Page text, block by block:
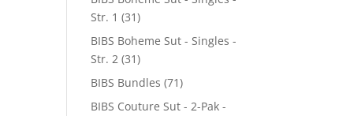
Str. 1 (31)
BIBS Boheme Sut - Singles -
Str. 2 (31)
BIBS Bundles (71)
BIBS Couture Sut - 2-Pak -